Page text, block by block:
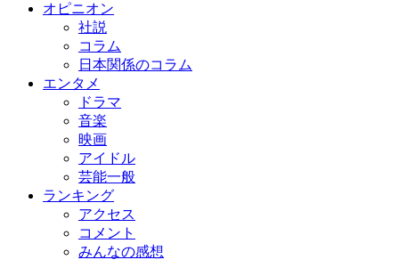
オピニオン
社説
コラム
日本関係のコラム
エンタメ
ドラマ
音楽
映画
アイドル
芸能一般
ランキング
アクセス
コメント
みんなの感想